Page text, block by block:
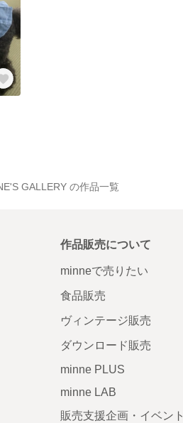
GALLERY の作品一覧
作品販売について
minneで売りたい
食品販売
ヴィンテージ販売
ダウンロード販売
minne PLUS
minne LAB
販売支援企画・イベント